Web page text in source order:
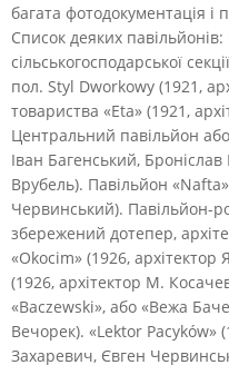
багата фотодокументація і
Список деяких
сільськогосподарської
пол. Styl Dworkowy (1921,
товариства «Eta» (1921,
Центральний павільйон
Іван Багенський,
Врубель). Павільйон
Червинський). Павільйон-
збережений дотепер,
«Okocim» (1926,
(1926, архітектор М.
«Baczewski», або «Вежа
Вечорек). «Lektor Pacyków»
Захаревич, Євген